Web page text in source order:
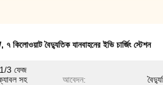
, ৭ কিলোওয়াট বৈদ্যুতিক যানবাহনের ইভি চার্জিং স্টেশন
1/3 ফেজ
সহ
আবেদন: